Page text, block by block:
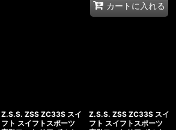
カートに入れる
Z.S.S. ZSS ZC33S スイ
フト スイフトスポーツ
Z.S.S. ZSS ZC33S スイ
フト スイフトスポーツ